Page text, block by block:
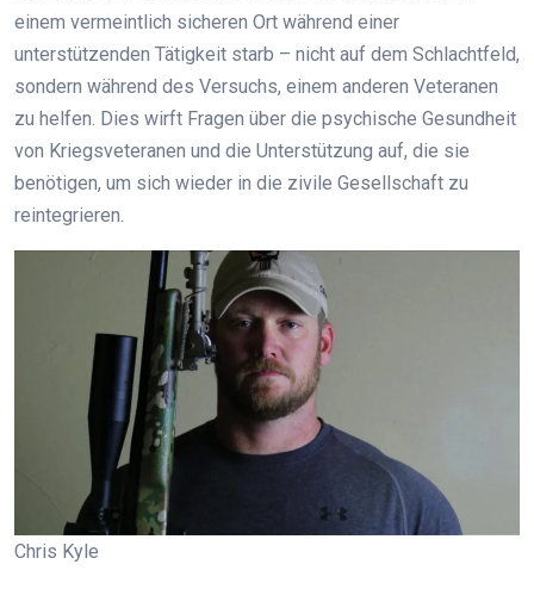
einem vermeintlich sicheren Ort während einer
unterstützenden Tätigkeit starb – nicht auf dem Schlachtfeld,
sondern während des Versuchs, einem anderen Veteranen
zu helfen. Dies wirft Fragen über die psychische Gesundheit
von Kriegsveteranen und die Unterstützung auf, die sie
benötigen, um sich wieder in die zivile Gesellschaft zu
reintegrieren.
Chris Kyle